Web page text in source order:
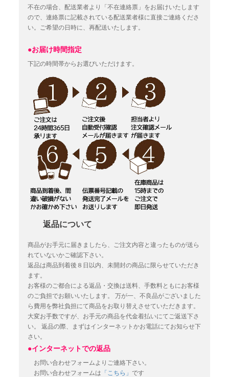
不在の場合、配送業者より「不在連絡票」をお届けいたします
ので、連絡票に記載されている配送業者様に直接ご連絡くださ
い。ご希望の日時に、再配送いたします。
●お届け時間指定
下記の時間帯からお選びいただけます。
返品について
商品がお手元に届きましたら、ご注文内容と違ったものが送ら
れていないかご確認下さい。
返品は商品到着後８日以内、未開封の商品に限らせていただき
ます。
お客様のご都合による返品・交換は送料、手数料ともにお客様
のご負担でお願いいたします。
万が一、不良品がございました
ら費用を弊社負担にて商品をお取り替えさせていただきます。
大変お手数ですが、お手元の商品を代金着払いにてご返送下さ
い。
返品の際、まずはインターネットかお電話にてお知らせ下
さい。
●インターネットでの返品
お問い合わせフォームよりご連絡下さい。
お問い合わせフォームは 「こちら」です